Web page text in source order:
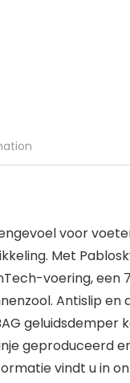
voor
Met
voering, een
Antislip en
geproduceerd
vindt u in